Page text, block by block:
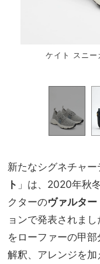
ケイト スニ
新たなシグネチャ
ト 」は、2020年秋
クターのヴァルタ
ョンで発表されま
をローファーの甲
解釈、アレンジを加